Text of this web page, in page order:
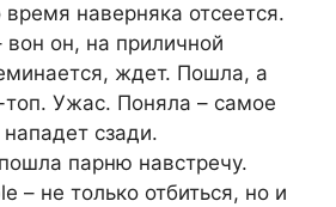
наверняка отсеется.
он, на приличной
ждет. Пошла, а
топ. Ужас. Поняла – самое
сзади.
парню навстречу.
– не только отбиться, но и